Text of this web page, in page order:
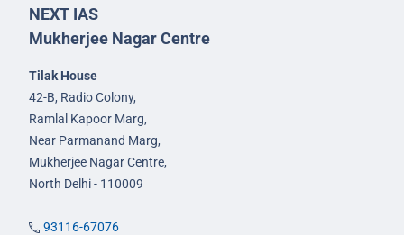
NEXT IAS
Mukherjee Nagar Centre
Tilak House
42-B, Radio Colony,
Ramlal Kapoor Marg,
Near Parmanand Marg,
Mukherjee Nagar Centre,
North Delhi - 110009
93116-67076